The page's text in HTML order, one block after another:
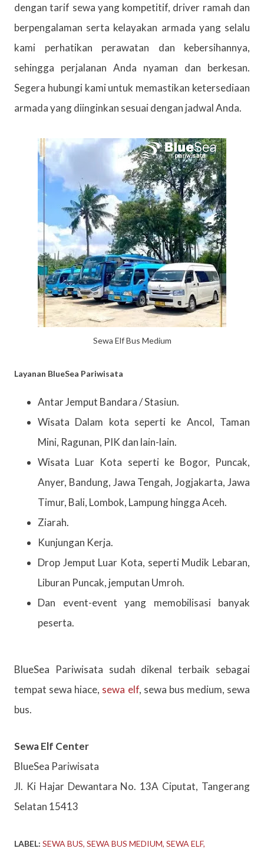
dengan tarif sewa yang kompetitif, driver ramah dan
berpengalaman serta kelayakan armada yang selalu
kami perhatikan perawatan dan kebersihannya,
sehingga perjalanan Anda nyaman dan berkesan.
Segera hubungi kami untuk memastikan ketersediaan
armada yang diinginkan sesuai dengan jadwal Anda.
Sewa Elf Bus Medium
Layanan BlueSea Pariwisata
Antar Jemput Bandara / Stasiun.
Wisata Dalam kota seperti ke Ancol, Taman
Mini, Ragunan, PIK dan lain-lain.
Wisata Luar Kota seperti ke Bogor, Puncak,
Anyer, Bandung, Jawa Tengah, Jogjakarta, Jawa
Timur, Bali, Lombok, Lampung hingga Aceh.
Ziarah.
Kunjungan Kerja.
Drop Jemput Luar Kota, seperti Mudik Lebaran,
Liburan Puncak, jemputan Umroh.
Dan event-event yang memobilisasi banyak
peserta.
BlueSea Pariwisata sudah dikenal terbaik sebagai
tempat sewa hiace, sewa elf, sewa bus medium, sewa
bus.
Sewa Elf Center
BlueSea Pariwisata
Jl. Ki Hajar Dewantara No. 13A Ciputat, Tangerang
Selatan 15413
LABEL: SEWA BUS SEWA BUS MEDIUM SEWA ELF